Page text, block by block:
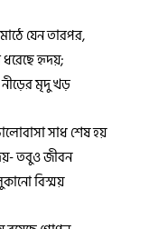
যেন তারপর,
হৃদয়;
নীড়ের মৃদু খড়
সাধ শেষ হয়
তবুও জীবন
বিস্ময়